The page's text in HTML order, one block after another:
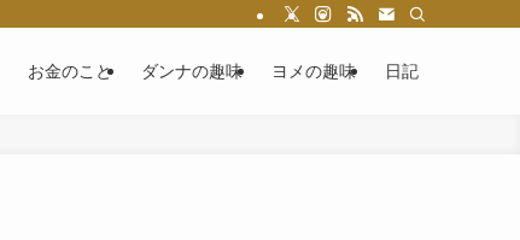
お金のこと ダンナの趣味 ヨメの趣味 日記